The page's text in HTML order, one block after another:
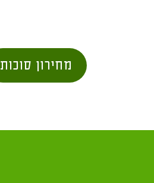
מחירון סוכות